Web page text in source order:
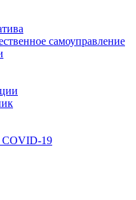
самоуправление
COVID-19